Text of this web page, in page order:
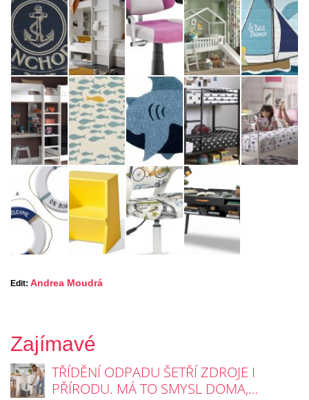
Edit: Andrea Moudrá
Zajímavé
TŘÍDĚNÍ ODPADU ŠETŘÍ ZDROJE I
PŘÍRODU. MÁ TO SMYSL DOMA,…